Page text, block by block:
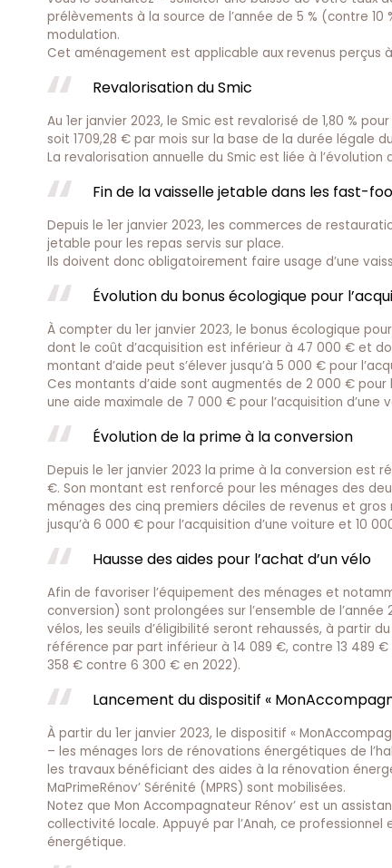
prélèvements à la source de l’année de 5 % (contre
modulation.
Cet aménagement est applicable aux revenus perçus
Revalorisation du Smic
Au 1er janvier 2023, le Smic est revalorisé de 1,80 %
soit 1709,28 € par mois sur la base de la durée légale
La revalorisation annuelle du Smic est liée à
Fin de la vaisselle jetable dans les fast-
Depuis le 1er janvier 2023, les commerces de
jetable pour les repas servis sur place.
Ils doivent donc obligatoirement faire usage d’une
Évolution du bonus écologique pour
À compter du 1er janvier 2023, le bonus écologique
dont le coût d’acquisition est inférieur à 47 000 € et
montant d’aide peut s’élever jusqu’à 5 000 € pour
Ces montants d’aide sont augmentés de 2 000 €
une aide maximale de 7 000 € pour l’acquisition
Évolution de la prime à la conversion
Depuis le 1er janvier 2023 la prime à la conversion
€. Son montant est renforcé pour les ménages des
ménages des cinq premiers déciles de revenus et
jusqu’à 6 000 € pour l’acquisition d’une voiture et 10
Hausse des aides pour l’achat d’un vélo
Afin de favoriser l’équipement des ménages et
conversion) sont prolongées sur l’ensemble de
vélos, les seuils d’éligibilité seront rehaussés, à partir
référence par part inférieur à 14 089 €, contre 13 489
358 € contre 6 300 € en 2022).
Lancement du dispositif «
À partir du 1er janvier 2023, le dispositif «
– les ménages lors de rénovations énergétiques de
les travaux bénéficiant des aides à la rénovation
MaPrimeRénov’ Sérénité (MPRS) sont mobilisées.
Notez que Mon Accompagnateur Rénov’ est un
collectivité locale. Appuyé par l’Anah, ce
énergétique.